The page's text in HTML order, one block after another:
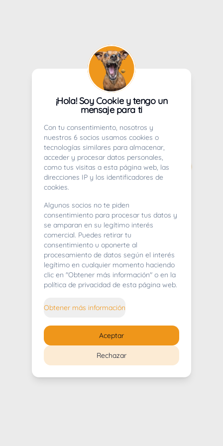
404
Whoops! Lo sentimos mucho.
¡Hola! Soy Cookie y tengo un
mensaje para ti
Con tu consentimiento, nosotros y
nuestros 6 socios usamos cookies o
tecnologías similares para almacenar,
acceder y procesar datos personales,
como tus visitas a esta página web, las
direcciones IP y los identificadores de
cookies.
Algunos socios no te piden
consentimiento para procesar tus datos y
se amparan en su legítimo interés
comercial. Puedes retirar tu
consentimiento u oponerte al
procesamiento de datos según el interés
legítimo en cualquier momento haciendo
clic en "Obtener más información" o en la
política de privacidad de esta página web.
Obtener más información
Rechazar
Aceptar